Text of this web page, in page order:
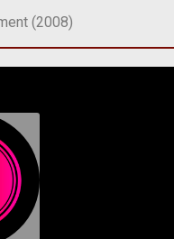
(2008)